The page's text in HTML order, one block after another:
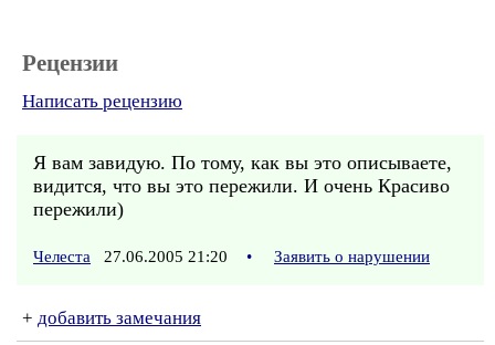
Рецензии
Написать рецензию
Я вам завидую. По тому, как вы это описываете,
видится, что вы это пережили. И очень Красиво
пережили)
Челеста 27.06.2005 21:20 • Заявить о нарушении
+ добавить замечания